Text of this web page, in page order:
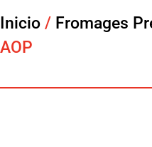
Inicio / Fromages
AOP